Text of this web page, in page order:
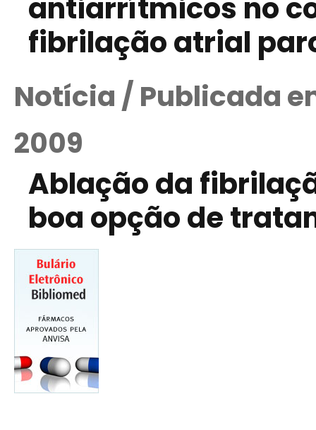
antiarrítmicos no
fibrilação atrial
Notícia / Publicada
2009
Ablação da
boa opção de